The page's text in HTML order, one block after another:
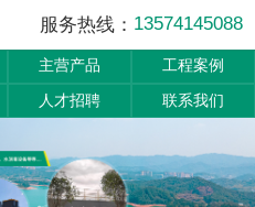
服务热线： 13574145088
主营产品
工程案例
人才招聘 联系我们